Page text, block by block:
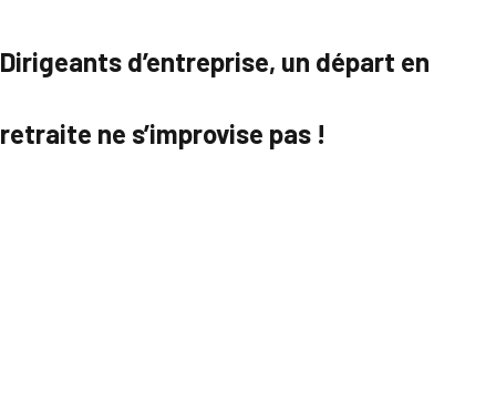
Dirigeants d’entreprise, un départ en
retraite ne s’improvise pas !